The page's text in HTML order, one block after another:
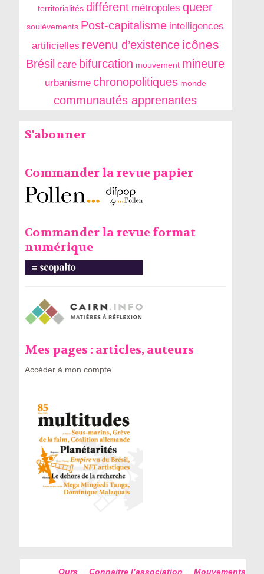
territorialités différent métropoles queer
soulèvements Post-capitalisme intelligences
artificielles revenu d’existence icônes
Brésil care bifurcation mouvement mineure
urbanisme chronopolitiques monde
communautés apprenantes
S'abonner
Commander la revue papier
Commander la revue format
numérique
Mes pages : articles, auteurs
Accéder à mon compte
Ours Connaitre l’association Mouvements